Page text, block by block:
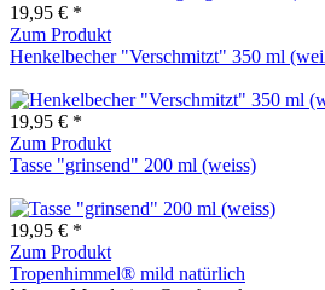
19,95 € *
Zum Produkt
Henkelbecher "Verschmitzt" 350 ml
19,95 € *
Zum Produkt
Tasse "grinsend" 200 ml (weiss)
19,95 € *
Zum Produkt
Tropenhimmel® mild natürlich